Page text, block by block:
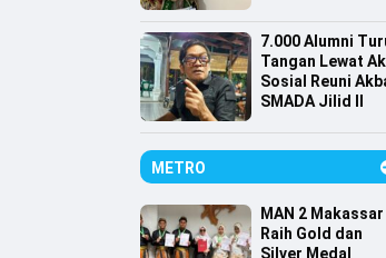
Indonesia
7.000 Alumni
Tangan Lewat
Sosial Reuni
SMADA Jilid II
METRO
MAN 2 Makassar
Raih Gold dan
Silver Medal